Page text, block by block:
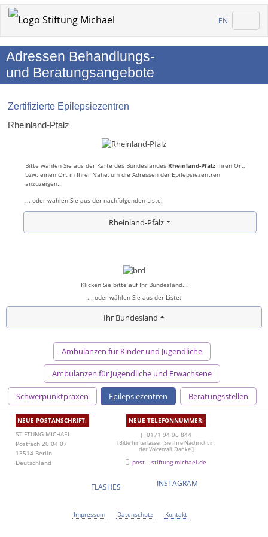
EN
Adressen Behandlungs-
und Beratungsangebote
Klicken Sie bitte auf Ihr Bundesland...
... oder wählen Sie aus der Liste:
Ihr Bundesland
Zertifizierte Epilepsiezentren
Rheinland-Pfalz
Bitte wählen Sie aus der Karte des Bundeslandes Rheinland-Pfalz Ihren Ort,
bzw. einen Ort in Ihrer Nähe, um die Adressen der Epilepsiezentren
anzuzeigen...
... oder wählen Sie aus der nachfolgenden Liste:
Rheinland-Pfalz
Ambulanzen für Kinder und Jugendliche
Ambulanzen für Jugendliche und Erwachsene
Schwerpunktpraxen Epilepsiezentren Beratungsstellen
NEUE POSTANSCHRIFT:
STIFTUNG MICHAEL
Postfach 20 04 07
13514 Berlin
Deutschland
NEUE TELEFONNUMMER:
0171 94 96 844
[Bitte hinterlassen Sie Ihre Nachricht in
der Voicemail. Danke.]
post stiftung-michael.de
FLASHES INSTAGRAM
Impressum Datenschutz Kontakt